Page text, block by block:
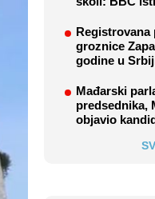
Registrovana
groznice
godine u
Mađarski
predsednika,
objavio